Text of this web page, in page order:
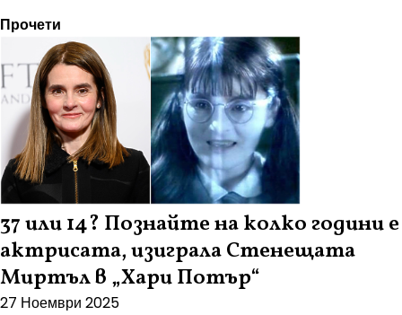
Прочети
37 или 14? Познайте на колко години е
актрисата, изиграла Стенещата
Миртъл в „Хари Потър“
27 Ноември 2025